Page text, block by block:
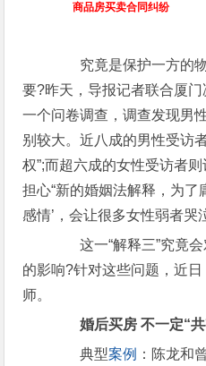
商品房买卖合同纠纷
究竟是保护一方的物
要?昨天，导报记者联合厦
一个问卷调查，调查发现男
别较大。近八成的男性受访
权”;而超六成的女性受访者
担心“新的婚姻法解释，为了
感情’，会让很多女性弱者哭泣
这一“解释三”究竟会
的影响?针对这些问题，近
师。
婚后买房 不一定“共
典型案例 ：陈龙和